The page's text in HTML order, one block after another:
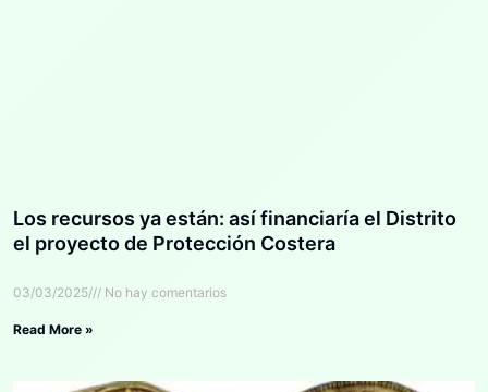
Los recursos ya están: así financiaría el Distrito
el proyecto de Protección Costera
03/03/2025 No hay comentarios
Read More »